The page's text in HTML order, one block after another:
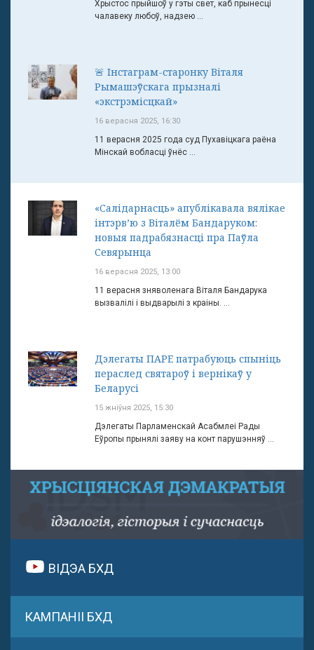
Хрыстос прыйшоў у гэты свет, каб прынесці
чалавеку любоў, надзею ...
🚨 Інстаграм-старонку Віталя
Рымашэўскага прызналі
«экстрэмісцкай»
16 верасня 2025, 16:30
11 верасня 2025 года суд Пухавіцкага раёна
Мінскай вобласці ўнёс ...
«Салідарнасць» апублікавала вялікае
інтэрв’ю з Віталём Бандаруком:
новыя падрабязнасці пра Паўла
Севярынца
16 верасня 2025, 13:00
11 верасня зняволенага Віталя Бандарука
вызвалілі і выдварылі з краіны. ...
Дэлегаты ПАРЕ патрабуюць спыніць
пераслед святароў і вернікаў у
Беларусі
15 жніўня 2025, 15:30
Дэлегаты Парламенскай Асабмлеі Рады
Еўропы прынялі заяву на конт парушэнняў ...
ВІДЭА БХД
КАМПАНІІ БХД